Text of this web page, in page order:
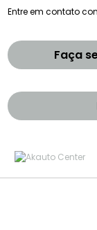
Entre em contato
Faça